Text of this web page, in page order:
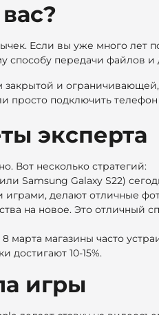
Если вы уже много лет
передачи файлов
и
просто подключить
эксперта
Вот несколько стратегий:
Samsung Galaxy S22)
делают отличные
на новое. Это отличный
магазины часто
достигают 10-15%.
игры